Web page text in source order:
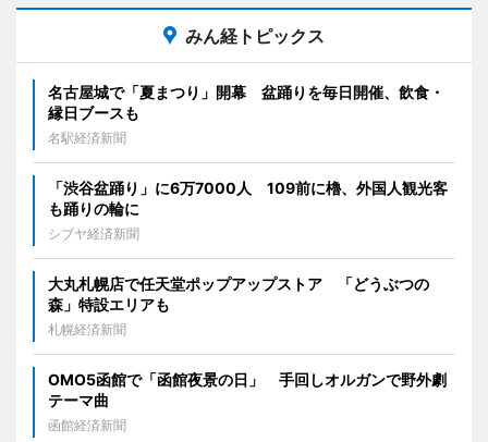
みん経トピックス
名古屋城で「夏まつり」開幕 盆踊りを毎日開催、飲食・
縁日ブースも
名駅経済新聞
「渋谷盆踊り」に6万7000人 109前に櫓、外国人観光客
も踊りの輪に
シブヤ経済新聞
大丸札幌店で任天堂ポップアップストア 「どうぶつの
森」特設エリアも
札幌経済新聞
OMO5函館で「函館夜景の日」 手回しオルガンで野外劇
テーマ曲
函館経済新聞